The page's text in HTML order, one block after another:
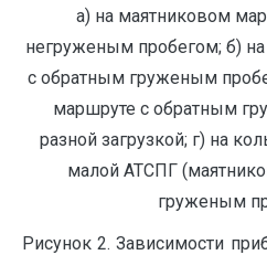
а) на маятниковом
негруженым пробегом; б)
с обратным груженым
маршруте с обратным
разной загрузкой; г) на
малой АТСПГ
груженым
Рисунок 2. Зависимости